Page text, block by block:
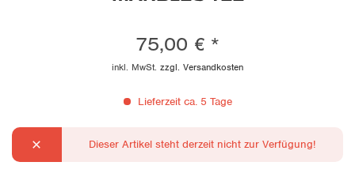
75,00 € *
inkl. MwSt. zzgl. Versandkosten
Lieferzeit ca. 5 Tage
Dieser Artikel steht derzeit nicht zur Verfügung!